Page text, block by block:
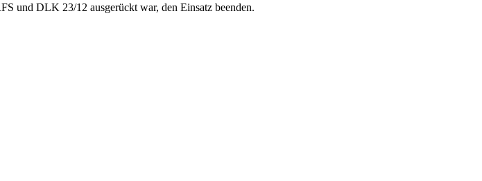
und DLK 23/12 ausgerückt war, den Einsatz beenden.